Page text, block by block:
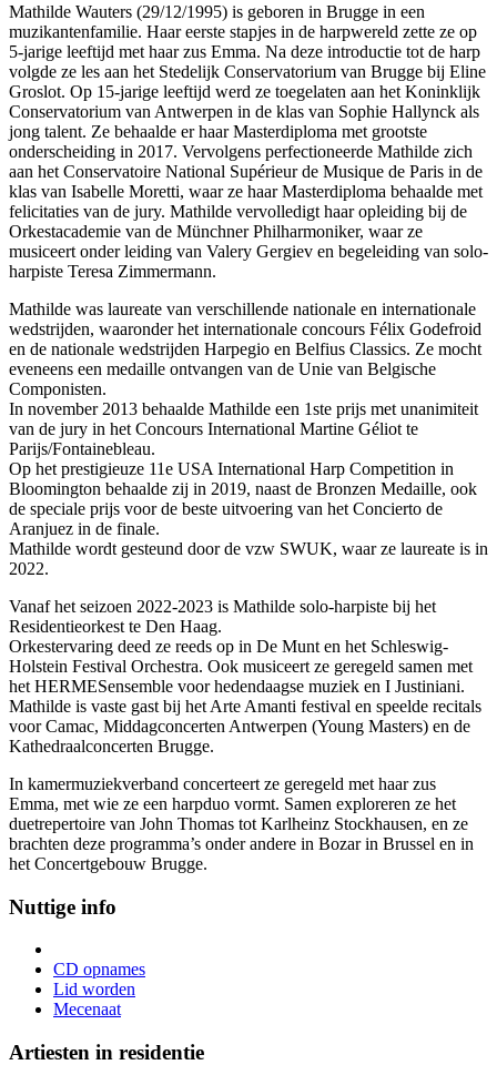
Mathilde Wauters (29/12/1995) is geboren in Brugge in een
muzikantenfamilie. Haar eerste stapjes in de harpwereld zette ze op
5-jarige leeftijd met haar zus Emma. Na deze introductie tot de harp
volgde ze les aan het Stedelijk Conservatorium van Brugge bij Eline
Groslot. Op 15-jarige leeftijd werd ze toegelaten aan het Koninklijk
Conservatorium van Antwerpen in de klas van Sophie Hallynck als
jong talent. Ze behaalde er haar Masterdiploma met grootste
onderscheiding in 2017. Vervolgens perfectioneerde Mathilde zich
aan het Conservatoire National Supérieur de Musique de Paris in de
klas van Isabelle Moretti, waar ze haar Masterdiploma behaalde met
felicitaties van de jury. Mathilde vervolledigt haar opleiding bij de
Orkestacademie van de Münchner Philharmoniker, waar ze
musiceert onder leiding van Valery Gergiev en begeleiding van solo-
harpiste Teresa Zimmermann.
Mathilde was laureate van verschillende nationale en internationale
wedstrijden, waaronder het internationale concours Félix Godefroid
en de nationale wedstrijden Harpegio en Belfius Classics. Ze mocht
eveneens een medaille ontvangen van de Unie van Belgische
Componisten.
In november 2013 behaalde Mathilde een 1ste prijs met unanimiteit
van de jury in het Concours International Martine Géliot te
Parijs/Fontainebleau.
Op het prestigieuze 11e USA International Harp Competition in
Bloomington behaalde zij in 2019, naast de Bronzen Medaille, ook
de speciale prijs voor de beste uitvoering van het Concierto de
Aranjuez in de finale.
Mathilde wordt gesteund door de vzw SWUK, waar ze laureate is in
2022.
Vanaf het seizoen 2022-2023 is Mathilde solo-harpiste bij het
Residentieorkest te Den Haag.
Orkestervaring deed ze reeds op in De Munt en het Schleswig-
Holstein Festival Orchestra. Ook musiceert ze geregeld samen met
het HERMESensemble voor hedendaagse muziek en I Justiniani.
Mathilde is vaste gast bij het Arte Amanti festival en speelde recitals
voor Camac, Middagconcerten Antwerpen (Young Masters) en de
Kathedraalconcerten Brugge.
In kamermuziekverband concerteert ze geregeld met haar zus
Emma, met wie ze een harpduo vormt. Samen exploreren ze het
duetrepertoire van John Thomas tot Karlheinz Stockhausen, en ze
brachten deze programma’s onder andere in Bozar in Brussel en in
het Concertgebouw Brugge.
Nuttige info
CD opnames
Lid worden
Mecenaat
Artiesten in residentie